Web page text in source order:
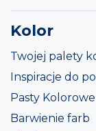
Kolor
Twojej palety
Inspiracje do
Pasty Kolorowe
Barwienie farb